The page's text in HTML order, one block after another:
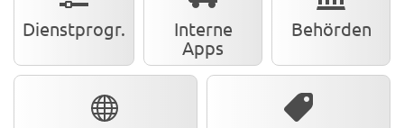
Dienstprogr.
Interne
Apps
Behörden